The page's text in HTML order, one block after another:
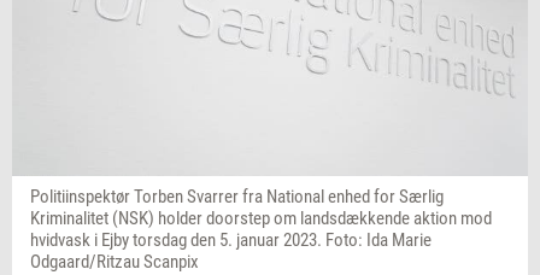
Politiinspektør Torben Svarrer fra National enhed for Særlig
Kriminalitet (NSK) holder doorstep om landsdækkende aktion mod
hvidvask i Ejby torsdag den 5. januar 2023. Foto: Ida Marie
Odgaard/Ritzau Scanpix